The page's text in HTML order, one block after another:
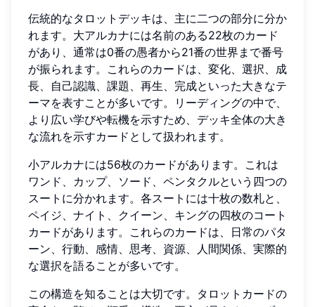
伝統的なタロットデッキは、主に二つの部分に分か
れます。大アルカナには名前のある22枚のカード
があり、通常は0番の愚者から21番の世界まで番号
が振られます。これらのカードは、変化、選択、成
長、自己認識、課題、再生、完成といった大きなテ
ーマを表すことが多いです。リーディングの中で、
より広い学びや転機を示すため、デッキ全体の大き
な流れを示すカードとして扱われます。
小アルカナには56枚のカードがあります。これは
ワンド、カップ、ソード、ペンタクルという四つの
スートに分かれます。各スートには十枚の数札と、
ペイジ、ナイト、クイーン、キングの四枚のコート
カードがあります。これらのカードは、日常のパタ
ーン、行動、感情、思考、資源、人間関係、実際的
な選択を語ることが多いです。
この構造を知ることは大切です。タロットカードの